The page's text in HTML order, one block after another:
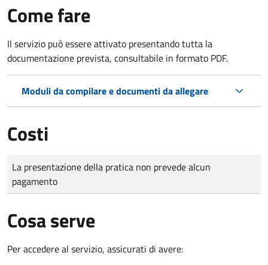
Come fare
Il servizio può essere attivato presentando tutta la
documentazione prevista, consultabile in formato PDF.
Moduli da compilare e documenti da allegare
Costi
Tipo di pagamento
Importo
La presentazione della pratica non prevede alcun
pagamento
Cosa serve
Per accedere al servizio, assicurati di avere: